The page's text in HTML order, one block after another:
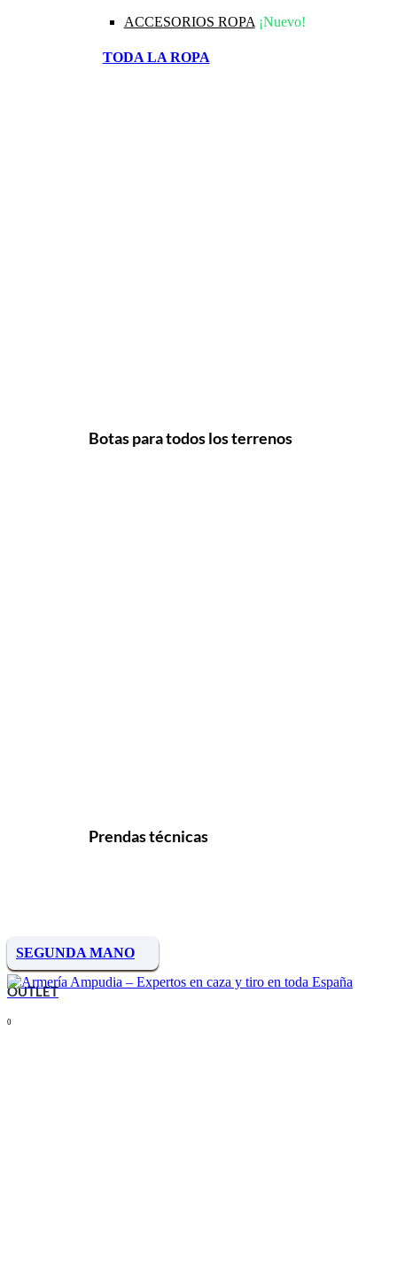
ACCESORIOS ROPA ¡Nuevo!
TODA LA ROPA
Botas para todos los terrenos
Prendas técnicas
SEGUNDA MANO
OUTLET
0